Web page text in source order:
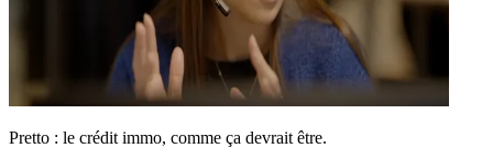
Pretto : le crédit immo, comme ça devrait être.